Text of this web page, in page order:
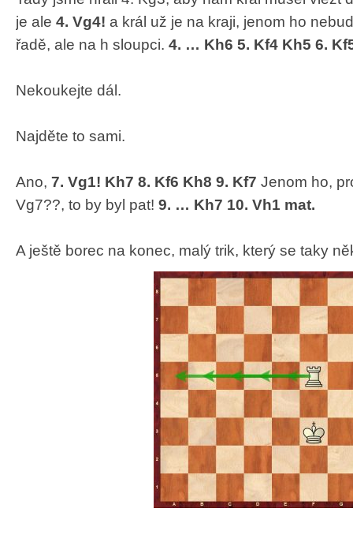
je ale 4. Vg4! a král už je na kraji, jenom ho
řadě, ale na h sloupci. 4. … Kh6 5. Kf4 Kh5 6.
Nekoukejte dál.
Najděte to sami.
Ano, 7. Vg1! Kh7 8. Kf6 Kh8 9. Kf7 Jenom ho,
Vg7??, to by byl pat! 9. … Kh7 10. Vh1 mat.
A ještě borec na konec, malý trik, který se taky